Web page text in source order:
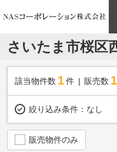
さいたま市桜区
該当物件数 1件 販売数 1
絞り込み条件： なし
販売物件のみ